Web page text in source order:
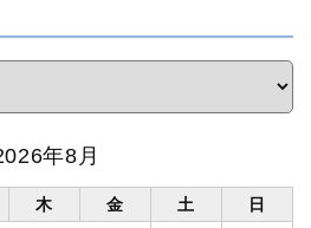
年8月
木 金 土
日